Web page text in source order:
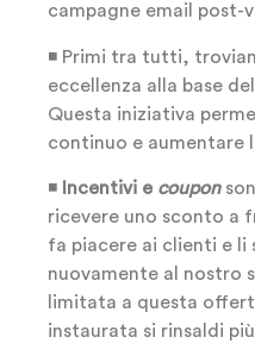
campagne email post-
◾ Primi tra tutti,
eccellenza alla base
Questa iniziativa
continuo e aumentare
◾ Incentivi e coupon
ricevere uno sconto a
fa piacere ai clienti e li
nuovamente al nostro
limitata a questa
instaurata si rinsaldi